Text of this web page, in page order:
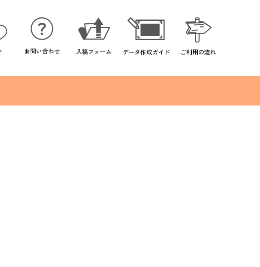
お問い合わせ 入稿フォーム データ作成ガイド ご利用の流れ